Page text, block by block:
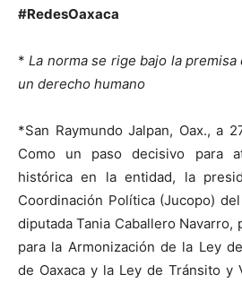
#RedesOaxaca
*La norma se rige bajo la
un derecho humano
*San Raymundo Jalpan, Oax., a
Como un paso decisivo para
histórica en la entidad, la
Coordinación Política (Jucopo)
diputada Tania Caballero Navarro,
para la Armonización de la Ley
de Oaxaca y la Ley de Tránsito y